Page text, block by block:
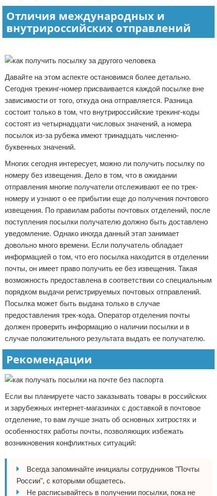
Отличия международных и
внутрироссийских отправлений
Давайте на этом аспекте остановимся более детально.
Сегодня трекинг-номер присваивается каждой посылке вне
зависимости от того, откуда она отправляется. Разница
состоит только в том, что внутрироссийские трекинг-коды
состоят из четырнадцати числовых значений, а номера
посылок из-за рубежа имеют тринадцать численно-
буквенных значений.
Многих сегодня интересует, можно ли получить посылку по
номеру без извещения. Дело в том, что в ожидании
отправления многие получатели отслеживают ее по трек-
номеру и узнают о ее прибытии еще до получения почтового
извещения. По правилам работы почтовых отделений, после
поступления посылки получателю должно быть доставлено
уведомление. Однако иногда данный этап занимает
довольно много времени. Если получатель обладает
информацией о том, что его посылка находится в отделении
почты, он имеет право получить ее без извещения. Такая
возможность предоставлена в соответствии со специальным
порядком выдачи регистрируемых почтовых отправлений.
Посылка может быть выдана только в случае
предоставления трек-кода. Оператор отделения почты
должен проверить информацию о наличии посылки и в
случае положительного результата выдать ее получателю.
Рекомендации
Если вы планируете часто заказывать товары в российских
и зарубежных интернет-магазинах с доставкой в почтовое
отделение, то вам лучше знать об основных хитростях и
особенностях работы почты, позволяющих избежать
возникновения конфликтных ситуаций:
Всегда запоминайте инициалы сотрудников "Почты
России", с которыми общаетесь.
Не расписывайтесь в получении посылки, пока не